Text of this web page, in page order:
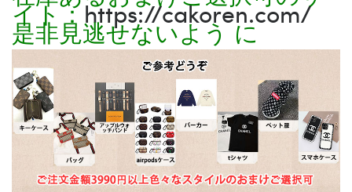
イト：https://cakoren.com/
是非見逃せないよう に